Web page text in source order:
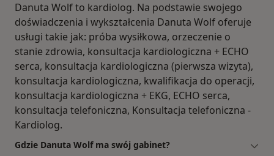
Danuta Wolf to kardiolog. Na podstawie swojego
doświadczenia i wykształcenia Danuta Wolf oferuje
usługi takie jak: próba wysiłkowa, orzeczenie o
stanie zdrowia, konsultacja kardiologiczna + ECHO
serca, konsultacja kardiologiczna (pierwsza wizyta),
konsultacja kardiologiczna, kwalifikacja do operacji,
konsultacja kardiologiczna + EKG, ECHO serca,
konsultacja telefoniczna, Konsultacja telefoniczna -
Kardiolog.
Gdzie Danuta Wolf ma swój gabinet?